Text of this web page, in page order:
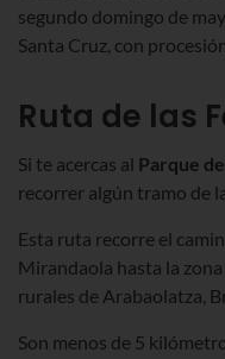
segundo domingo de
Santa Cruz, con
Ruta de las
Si te acercas al Parque
recorrer algún tramo de
Esta ruta recorre el
Mirandaola hasta la
rurales de Arabaolatza,
Son menos de 5